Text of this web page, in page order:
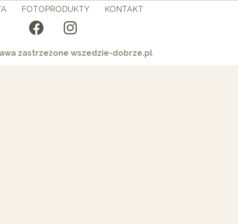
FOTOPRODUKTY KONTAKT
zastrzeżone wszedzie-dobrze.pl